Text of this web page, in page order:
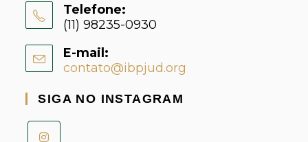
Telefone:
(11) 98235-0930
E-mail:
contato@ibpjud.org
SIGA NO INSTAGRAM